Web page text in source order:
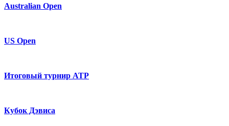
Australian Open
US Open
Итоговый турнир ATP
Кубок Дэвиса